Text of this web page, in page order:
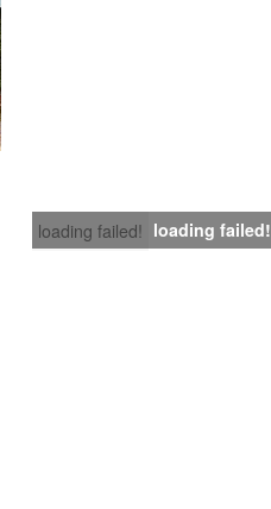
loading failed! loading failed!